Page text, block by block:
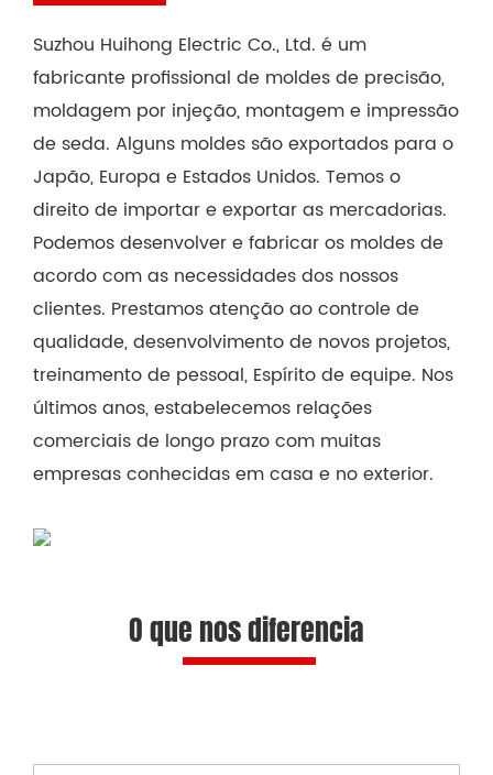
Suzhou Huihong Electric Co., Ltd. é um
fabricante profissional de moldes de precisão,
moldagem por injeção, montagem e impressão
de seda. Alguns moldes são exportados para o
Japão, Europa e Estados Unidos. Temos o
direito de importar e exportar as mercadorias.
Podemos desenvolver e fabricar os moldes de
acordo com as necessidades dos nossos
clientes. Prestamos atenção ao controle de
qualidade, desenvolvimento de novos projetos,
treinamento de pessoal, Espírito de equipe. Nos
últimos anos, estabelecemos relações
comerciais de longo prazo com muitas
empresas conhecidas em casa e no exterior.
O que nos diferencia